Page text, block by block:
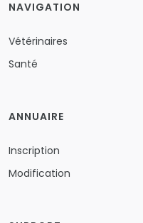
NAVIGATION
Vétérinaires
Santé
ANNUAIRE
Inscription
Modification